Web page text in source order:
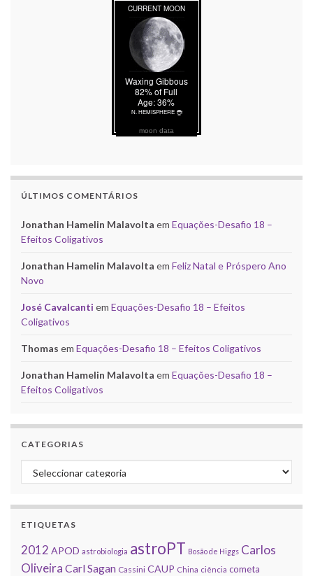
moon data
ÚLTIMOS COMENTÁRIOS
Jonathan Hamelin Malavolta em Equações-Desafio 18 –
Efeitos Coligativos
Jonathan Hamelin Malavolta em Feliz Natal e Próspero Ano
Novo
José Cavalcanti em Equações-Desafio 18 – Efeitos
Coligativos
Thomas em Equações-Desafio 18 – Efeitos Coligativos
Jonathan Hamelin Malavolta em Equações-Desafio 18 –
Efeitos Coligativos
CATEGORIAS
Categorias
ETIQUETAS
2012 APOD astrobiologia astroPT Bosão de Higgs Carlos
Oliveira Carl Sagan Cassini CAUP China ciência cometa